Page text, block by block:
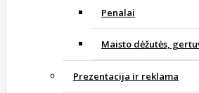
Penalai
Maisto dėžutės,
Prezentacija ir reklama